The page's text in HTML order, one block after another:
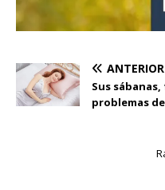
ANTERIOR
Sus
problemas